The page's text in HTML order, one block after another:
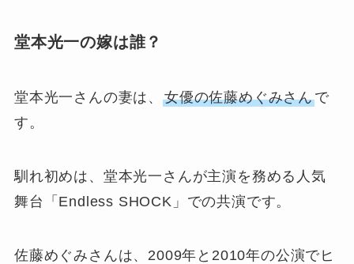
堂本光一の嫁は誰？
堂本光一さんの妻は、 女優の佐藤めぐみさんで
す。
馴れ初めは、堂本光一さんが主演を務める人気
舞台「Endless SHOCK」での共演です。
佐藤めぐみさんは、2009年と2010年の公演でヒ